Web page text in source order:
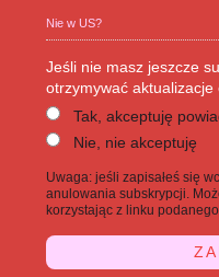
Nie wUS?
Jeśli nie masz jeszcze
otrzymywać
Tak, akceptuję
Nie, nie akceptuję
Uwaga: jeśli zapisałeś się
anulowania subskrypcji.
korzystając z linku